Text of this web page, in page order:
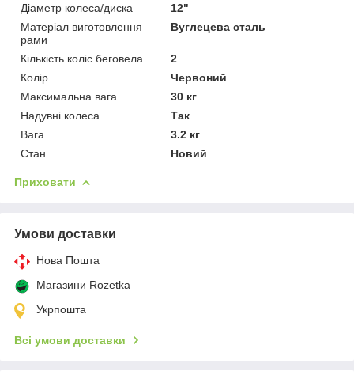
Діаметр колеса/диска
12"
Матеріал виготовлення
рами
Вуглецева сталь
Кількість коліс беговела
2
Колір
Червоний
Максимальна вага
30 кг
Надувні колеса
Так
Вага
3.2 кг
Стан
Новий
Приховати
Умови доставки
Нова Пошта
Магазини Rozetka
Укрпошта
Всі умови доставки